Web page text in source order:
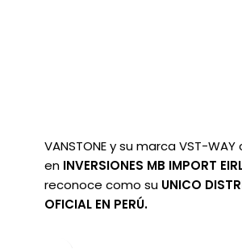
VANSTONE y su marca VST-
en INVERSIONES MB IMPORT
reconoce como su UNICO
OFICIAL EN PERÚ.